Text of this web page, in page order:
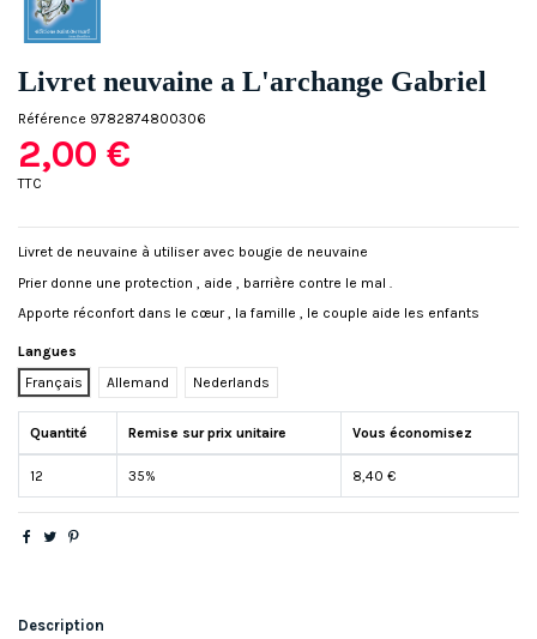
Livret neuvaine a L'archange Gabriel
Référence 9782874800306
2,00 €
TTC
Livret de neuvaine à utiliser avec bougie de neuvaine
Prier donne une protection , aide , barrière contre le mal .
Apporte réconfort dans le cœur , la famille , le couple aide les enfants
Langues
Français
Allemand Nederlands
Quantité Remise sur prix unitaire Vous économisez
12 35% 8,40 €
Description